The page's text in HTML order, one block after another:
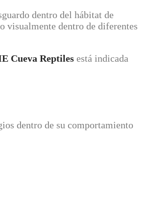
dentro del hábitat de
visualmente dentro de diferentes
Cueva Reptiles está indicada
dentro de su comportamiento